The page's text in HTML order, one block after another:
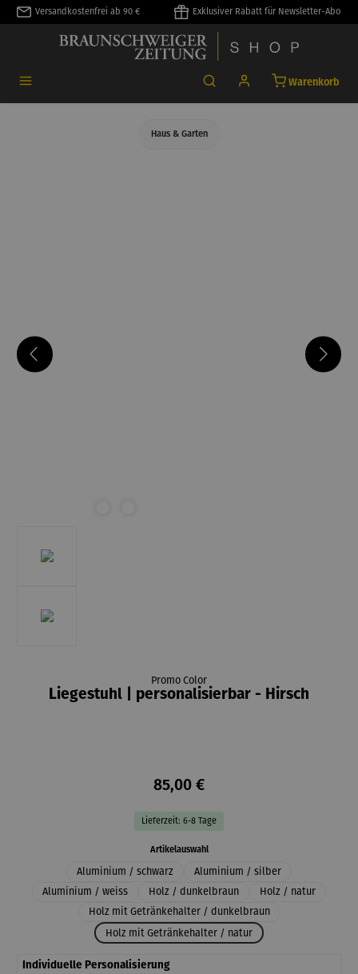
springen
Versandkostenfrei ab 90 € Exklusiver Rabatt für Newsletter-Abo
Warenkorb
Haus & Garten
Promo Color
Liegestuhl | personalisierbar - Hirsch
85,00 €
Lieferzeit: 6-8 Tage
Artikelauswahlauswählen
Aluminium / schwarz
Aluminium / silber
Aluminium / weiss
Holz / dunkelbraun
Holz / natur
Holz mit Getränkehalter / dunkelbraun
Holz mit Getränkehalter / natur
Individuelle Personalisierung